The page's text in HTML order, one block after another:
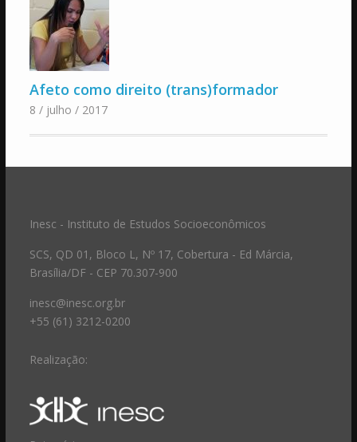
Afeto como direito (trans)formador
8 / julho / 2017
Inesc - Instituto de Estudos Socioeconômicos
SCS, QD 01, Bloco L, Nº 17, Cobertura - Ed Márcia,
Brasília/DF - CEP 70.307-900
inesc@inesc.org.br
+55 (61) 3212-0200
Realização: